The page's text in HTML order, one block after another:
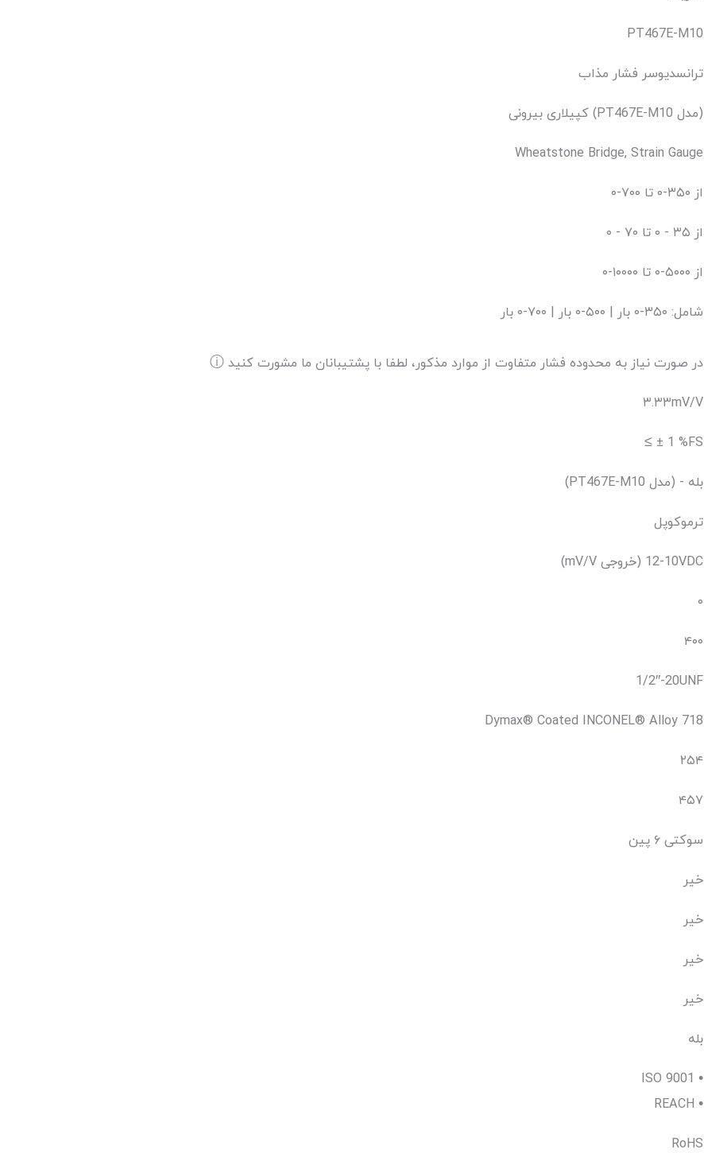
PT467E-M10
ترانسدیوسر فشار مذاب
کپیلاری بیرونی (PT467E-M10 مدل)
Wheatstone Bridge, Strain Gauge
از ۳۵۰-۰ تا ۷۰۰-۰
از ۳۵ - ۰ تا ۷۰ - ۰
از ۵۰۰۰-۰ تا ۱۰۰۰۰-۰
شامل: ۳۵۰-۰ بار | ۵۰۰-۰ بار | ۷۰۰-۰ بار
ⓘ در صورت نیاز به محدوده فشار متفاوت از موارد مذکور، لطفا با پشتیبانان ما مشورت کنید
۳.۳۳mV/V
≤ ± 1 %FS
(PT467E-M10 مدل) - بله
ترموکوپل
(mV/V خروجی) 10-12VDC
۰
۴۰۰
1/2″-20UNF
Dymax® Coated INCONEL® Alloy 718
۲۵۴
۴۵۷
سوکتی ۶ پین
خیر
خیر
خیر
خیر
بله
ISO 9001 •
REACH •
RoHS